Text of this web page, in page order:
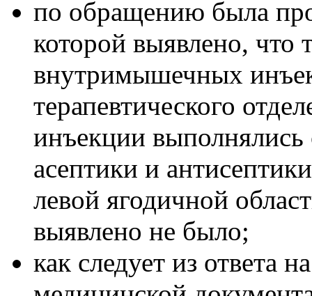
по обращению была
которой выявлено, что
внутримышечных
терапевтического
инъекции
асептики и
левой ягодичной
выявлено не было;
как следует из ответа